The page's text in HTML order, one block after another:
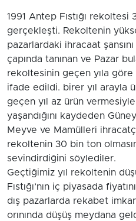
1991 Antep Fıstığı
gerçekleşti. Rekoltenin
pazarlardaki ihracaat
çapında tanınan ve Pazar
rekoltesinin geçen yıla
ifade edildi. birer yıl arayla
geçen yıl az ürün
yaşandığını kaydeden
Meyve ve Mamülleri
rekoltenin 30 bin ton
sevindirdiğini söylediler.
Geçtiğimiz yıl rekoltenin
Fıstığı’nın iç piyasada
dış pazarlarda rekabet
orınında düşüş meydana